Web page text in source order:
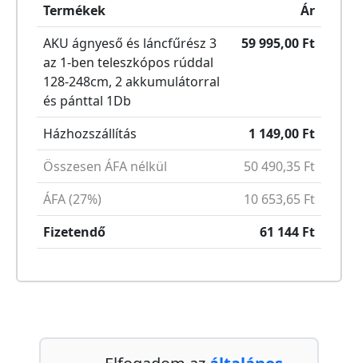
Termékek
Ár
AKU ágnyeső és láncfűrész 3
az 1-ben teleszkópos rúddal
128-248cm, 2 akkumulátorral
és pánttal 1Db
59 995,00 Ft
Házhozszállítás 1 149,00 Ft
Összesen ÁFA nélkül
50 490,35 Ft
ÁFA (27%)
10 653,65 Ft
Fizetendő
61 144 Ft